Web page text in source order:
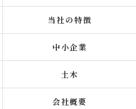
当社の特徴
中小企業
土木
会社概要